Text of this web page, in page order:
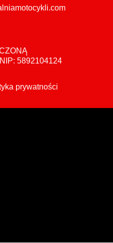
5892104124
prywatności